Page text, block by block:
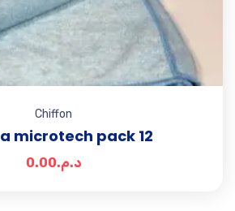
Chiffon
microtech pack 12
د.م.0.00